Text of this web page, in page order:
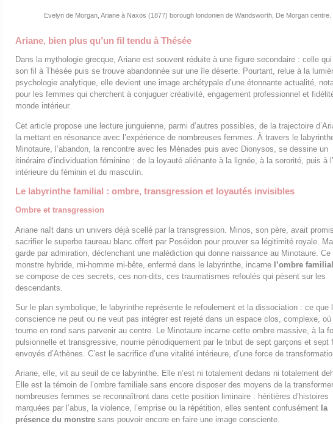
Evelyn de Morgan, Ariane à Naxos (1877) borough londonien de Wandsworth, De Morgan centre.
Ariane, bien plus qu’un fil tendu à Thésée
Dans la mythologie grecque, Ariane est souvent réduite à une figure secondaire : celle
son fil à Thésée puis se trouve abandonnée sur une île déserte. Pourtant, relue à la
psychologie analytique, elle devient une image archétypale d’une étonnante actualité,
pour les femmes qui cherchent à conjuguer créativité, engagement professionnel et
monde intérieur.
Cet article propose une lecture junguienne, parmi d’autres possibles, de la trajectoire
la mettant en résonance avec l’expérience de nombreuses femmes. À travers le
Minotaure, l’abandon, la rencontre avec les Ménades puis avec Dionysos, se dessine un
itinéraire d’individuation féminine : de la loyauté aliénante à la lignée, à la sororité, puis à
intérieure du féminin et du masculin.
Le labyrinthe familial : ombre, transgression et loyautés invisibles
Ombre et transgression
Ariane naît dans un univers déjà scellé par la transgression. Minos, son père, avait
sacrifier le superbe taureau blanc offert par Poséidon pour prouver sa légitimité royale.
garde par admiration, déclenchant une malédiction qui donne naissance au Minotaure. Ce
monstre hybride, mi-homme mi-bête, enfermé dans le labyrinthe, incarne l’ombre
se compose de ces secrets, ces non-dits, ces traumatismes refoulés qui pèsent sur les
descendants.
Sur le plan symbolique, le labyrinthe représente le refoulement et la dissociation : ce que
conscience ne peut ou ne veut pas intégrer est rejeté dans un espace clos, complexe, où
tourne en rond sans parvenir au centre. Le Minotaure incarne cette ombre massive, à la
pulsionnelle et transgressive, nourrie périodiquement par le tribut de sept garçons et sept
envoyés d’Athènes. C’est le sacrifice d’une vitalité intérieure, d’une force de
Ariane, elle, vit au seuil de ce labyrinthe. Elle n’est ni totalement dedans ni totalement
Elle est la témoin de l’ombre familiale sans encore disposer des moyens de la
nombreuses femmes se reconnaîtront dans cette position liminaire : héritières d’histoires
marquées par l’abus, la violence, l’emprise ou la répétition, elles sentent confusément la
présence du monstre sans pouvoir encore en faire une image consciente.